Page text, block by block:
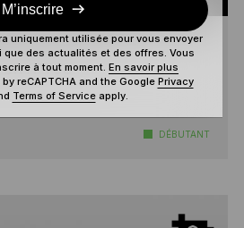
PLONGER DANS
DÉBUTANT
M’inscrire
uniquement utilisée pour vous envoyer
que des actualités et des offres. Vous
à tout moment. En savoir plus
reCAPTCHA and the Google Privacy
Terms of Serviceapply.